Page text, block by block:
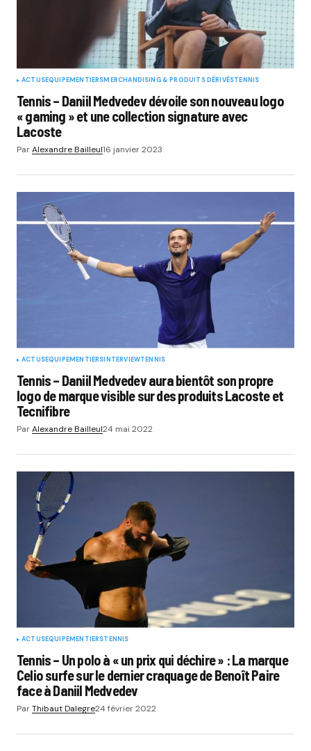
ACTUSEQUIPEMENTIERSMERCHANDISING & PRODUITS DÉRIVÉSTENNIS
Tennis – Daniil Medvedev dévoile son nouveau logo
« gaming » et une collection signature avec
Lacoste
ParAlexandre Bailleul16 janvier 2023
ACTUSEQUIPEMENTIERSINTERVIEWTENNIS
Tennis – Daniil Medvedev aura bientôt son propre
logo de marque visible sur des produits Lacoste et
Tecnifibre
ParAlexandre Bailleul24 mai 2022
ACTUSEQUIPEMENTIERSTENNIS
Tennis – Un polo à « un prix qui déchire » : La marque
Celio surfe sur le dernier craquage de Benoît Paire
face à Daniil Medvedev
ParThibaut Dalegre24 février 2022